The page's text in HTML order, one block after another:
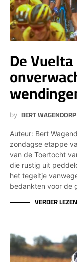
De
by BERT WAGENDORP
Auteur: Bert
zondagse etappe
van de Toertocht
die rustig uit
het tegeltje
bedankten voor de
VERDER LEZEN